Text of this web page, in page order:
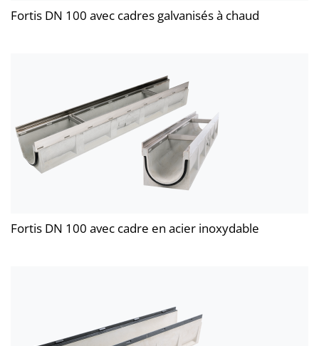
Fortis DN 100 avec cadres galvanisés à chaud
Fortis DN 100 avec cadre en acier inoxydable